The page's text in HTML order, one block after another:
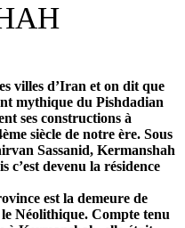
villes d’Iran et on dit que
mythique du Pishdadian
ses constructions à
siècle de notre ère. Sous
Sassanid, Kermanshah
c’est devenu la résidence
est la demeure de
Néolithique. Compte tenu